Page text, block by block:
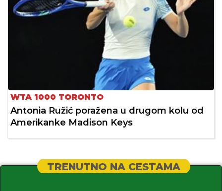
WTA 1000 TORONTO
Antonia Ružić poražena u drugom kolu od
Amerikanke Madison Keys
TRENUTNO NA CESTAMA